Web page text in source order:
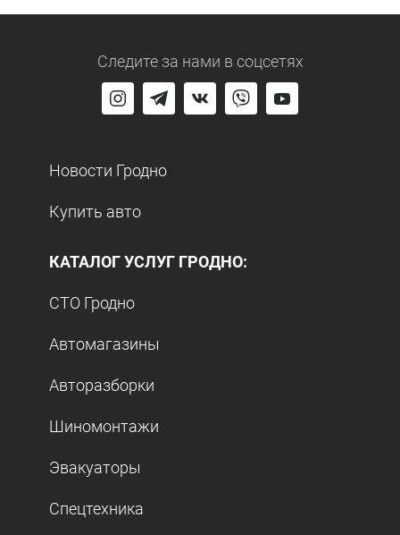
Следите за нами в соцсетях
Новости Гродно
Купить авто
КАТАЛОГ УСЛУГ ГРОДНО:
СТО Гродно
Автомагазины
Авторазборки
Шиномонтажи
Эвакуаторы
Спецтехника